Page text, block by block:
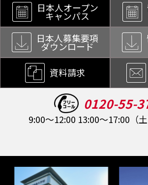
日本人オープン
キャンパス
日本人募集要項
ダウンロード
資料請求
0120-55-
9:00～12:00 13:00～17:00（土